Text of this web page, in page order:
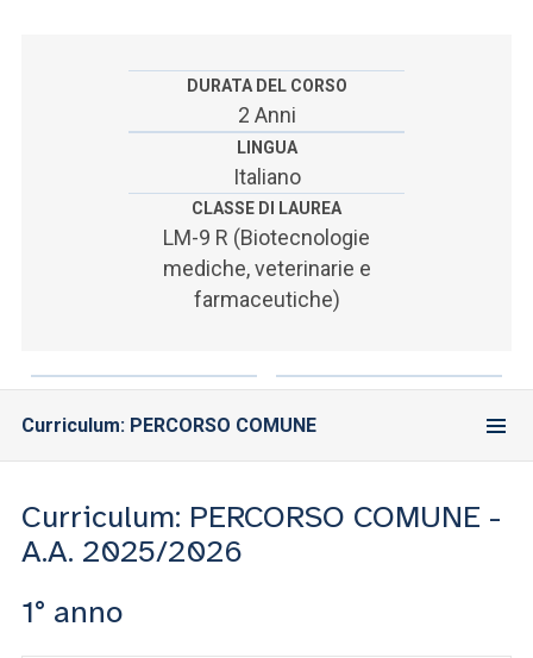
DURATA DEL CORSO
2 Anni
LINGUA
Italiano
CLASSE DI LAUREA
LM-9 R (Biotecnologie
mediche, veterinarie e
farmaceutiche)
Curriculum: PERCORSO COMUNE
Curriculum: PERCORSO COMUNE -
A.A. 2025/2026
1° anno